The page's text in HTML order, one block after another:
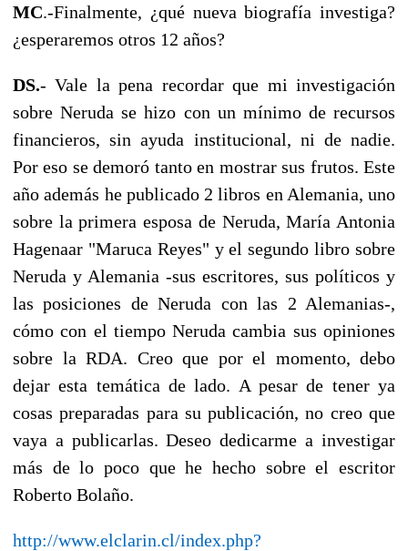
MC.-Finalmente, ¿qué nueva biografía investiga?
¿esperaremos otros 12 años?
DS.- Vale la pena recordar que mi investigación
sobre Neruda se hizo con un mínimo de recursos
financieros, sin ayuda institucional, ni de nadie.
Por eso se demoró tanto en mostrar sus frutos. Este
año además he publicado 2 libros en Alemania, uno
sobre la primera esposa de Neruda, María Antonia
Hagenaar "Maruca Reyes" y el segundo libro sobre
Neruda y Alemania -sus escritores, sus políticos y
las posiciones de Neruda con las 2 Alemanias-,
cómo con el tiempo Neruda cambia sus opiniones
sobre la RDA. Creo que por el momento, debo
dejar esta temática de lado. A pesar de tener ya
cosas preparadas para su publicación, no creo que
vaya a publicarlas. Deseo dedicarme a investigar
más de lo poco que he hecho sobre el escritor
Roberto Bolaño.
http://www.elclarin.cl/index.php?